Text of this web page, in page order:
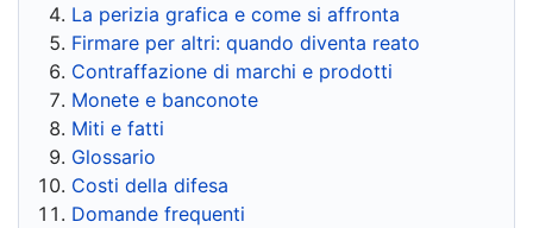
La perizia grafica e come si affronta
Firmare per altri: quando diventa reato
Contraffazione di marchi e prodotti
Monete e banconote
Miti e fatti
Glossario
Costi della difesa
Domande frequenti